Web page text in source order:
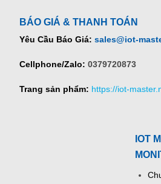
BÁO GIÁ & THANH TOÁN
Yêu Cầu Báo Giá: sales@iot-
Cellphone/Zalo: 0379720873
Trang sản phẩm: https://iot-
IOT